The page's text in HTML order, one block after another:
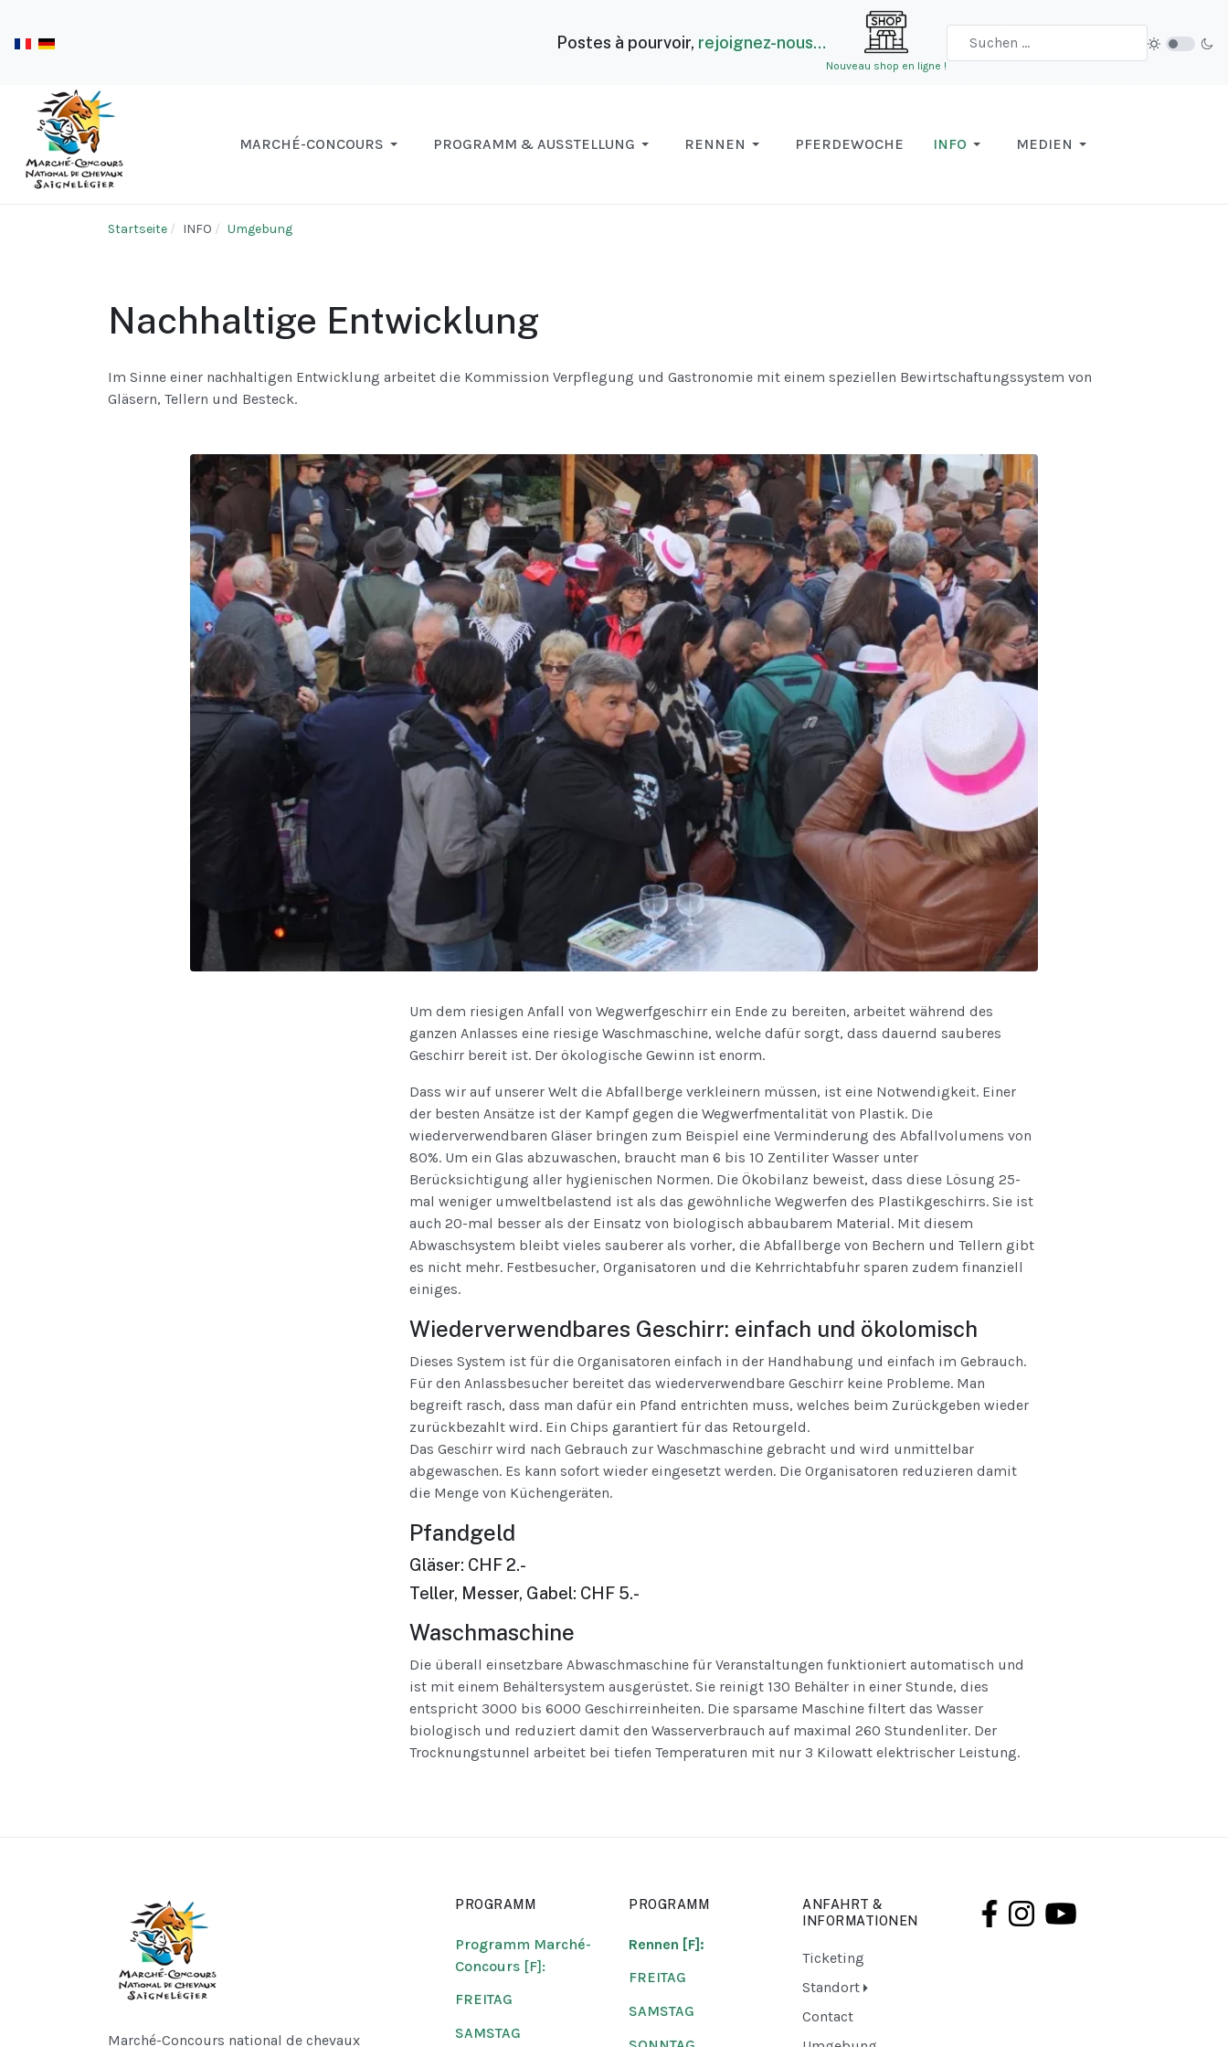
Postes à pourvoir, rejoignez-nous…
Nouveau shop en ligne !
MARCHÉ-CONCOURS PROGRAMM & AUSSTELLUNG RENNEN PFERDEWOCHE INFO MEDIEN
Startseite INFO Umgebung
Nachhaltige Entwicklung
Im Sinne einer nachhaltigen Entwicklung arbeitet die Kommission Verpflegung und Gastronomie mit einem speziellen Bewirtschaftungssystem von
Gläsern, Tellern und Besteck.
Um dem riesigen Anfall von Wegwerfgeschirr ein Ende zu bereiten, arbeitet während des
ganzen Anlasses eine riesige Waschmaschine, welche dafür sorgt, dass dauernd sauberes
Geschirr bereit ist. Der ökologische Gewinn ist enorm.
Dass wir auf unserer Welt die Abfallberge verkleinern müssen, ist eine Notwendigkeit. Einer
der besten Ansätze ist der Kampf gegen die Wegwerfmentalität von Plastik. Die
wiederverwendbaren Gläser bringen zum Beispiel eine Verminderung des Abfallvolumens von
80%. Um ein Glas abzuwaschen, braucht man 6 bis 10 Zentiliter Wasser unter
Berücksichtigung aller hygienischen Normen. Die Ökobilanz beweist, dass diese Lösung 25-
mal weniger umweltbelastend ist als das gewöhnliche Wegwerfen des Plastikgeschirrs. Sie ist
auch 20-mal besser als der Einsatz von biologisch abbaubarem Material. Mit diesem
Abwaschsystem bleibt vieles sauberer als vorher, die Abfallberge von Bechern und Tellern gibt
es nicht mehr. Festbesucher, Organisatoren und die Kehrrichtabfuhr sparen zudem finanziell
einiges.
Wiederverwendbares Geschirr: einfach und ökolomisch
Dieses System ist für die Organisatoren einfach in der Handhabung und einfach im Gebrauch.
Für den Anlassbesucher bereitet das wiederverwendbare Geschirr keine Probleme. Man
begreift rasch, dass man dafür ein Pfand entrichten muss, welches beim Zurückgeben wieder
zurückbezahlt wird. Ein Chips garantiert für das Retourgeld.
Das Geschirr wird nach Gebrauch zur Waschmaschine gebracht und wird unmittelbar
abgewaschen. Es kann sofort wieder eingesetzt werden. Die Organisatoren reduzieren damit
die Menge von Küchengeräten.
Pfandgeld
Gläser: CHF 2.-
Teller, Messer, Gabel: CHF 5.-
Waschmaschine
Die überall einsetzbare Abwaschmaschine für Veranstaltungen funktioniert automatisch und
ist mit einem Behältersystem ausgerüstet. Sie reinigt 130 Behälter in einer Stunde, dies
entspricht 3000 bis 6000 Geschirreinheiten. Die sparsame Maschine filtert das Wasser
biologisch und reduziert damit den Wasserverbrauch auf maximal 260 Stundenliter. Der
Trocknungstunnel arbeitet bei tiefen Temperaturen mit nur 3 Kilowatt elektrischer Leistung.
Marché-Concours national de chevaux
PROGRAMM
Programm Marché-
Concours [F]:
FREITAG
SAMSTAG
PROGRAMM
Rennen [F]:
FREITAG
SAMSTAG
ANFAHRT &
INFORMATIONEN
Ticketing
Standort
Contact